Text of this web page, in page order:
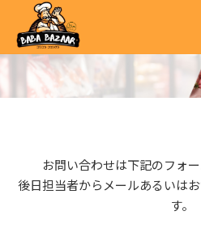
お問い合わせは下記のフォ
後日担当者からメールあるいは
す。